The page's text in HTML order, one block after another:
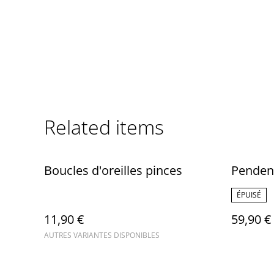
Related items
Boucles d'oreilles pinces
11,90 €
AUTRES VARIANTES DISPONIBLES
ÉPUISÉ
59,90 €